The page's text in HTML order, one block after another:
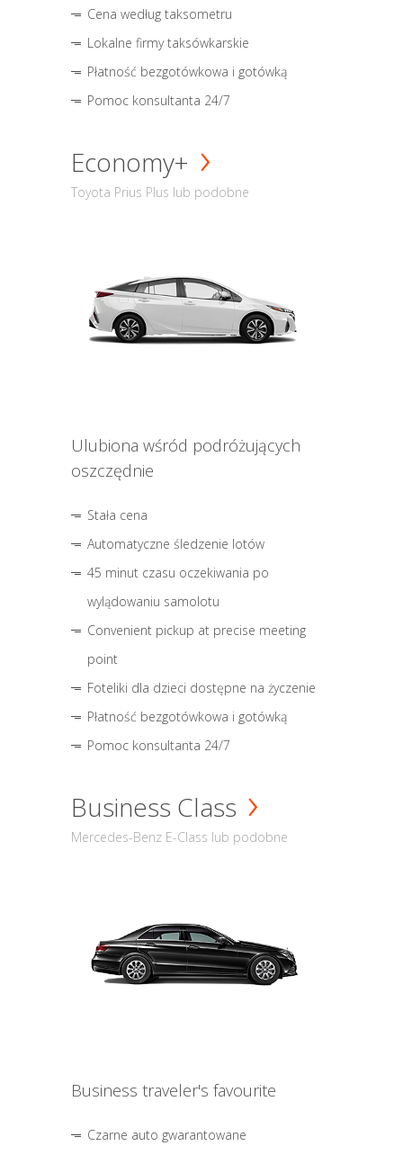
Cena według taksometru
Lokalne firmy taksówkarskie
Płatność bezgotówkowa i gotówką
Pomoc konsultanta 24/7
Economy+
Toyota Prius Plus lub podobne
Ulubiona wśród podróżujących
oszczędnie
Stała cena
Automatyczne śledzenie lotów
45 minut czasu oczekiwania po
wylądowaniu samolotu
Convenient pickup at precise meeting
point
Foteliki dla dzieci dostępne na życzenie
Płatność bezgotówkowa i gotówką
Pomoc konsultanta 24/7
Business Class
Mercedes-Benz E-Class lub podobne
Business traveler's favourite
Czarne auto gwarantowane